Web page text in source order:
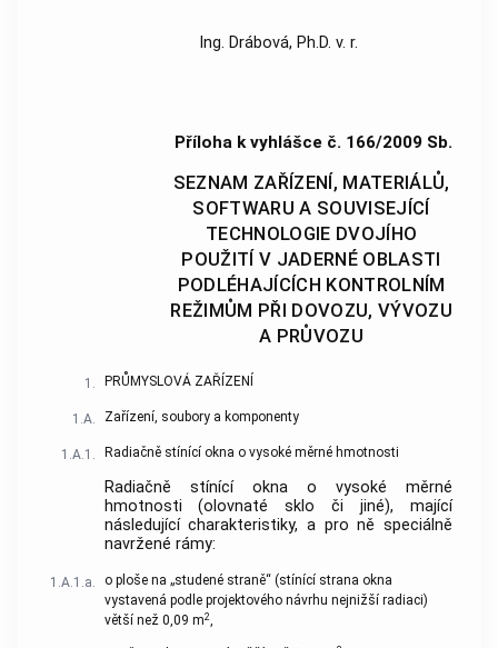
Ing. Drábová, Ph.D. v. r.
Příloha k vyhlášce č. 166/2009 Sb.
SEZNAM ZAŘÍZENÍ, MATERIÁLŮ,
SOFTWARU A SOUVISEJÍCÍ
TECHNOLOGIE DVOJÍHO
POUŽITÍ V JADERNÉ OBLASTI
PODLÉHAJÍCÍCH KONTROLNÍM
REŽIMŮM PŘI DOVOZU, VÝVOZU
A PRŮVOZU
1. PRŮMYSLOVÁ ZAŘÍZENÍ
1.A. Zařízení, soubory a komponenty
1.A.1. Radiačně stínící okna o vysoké měrné hmotnosti
Radiačně stínící okna o vysoké měrné
hmotnosti (olovnaté sklo či jiné), mající
následující charakteristiky, a pro ně speciálně
navržené rámy:
1.A.1.a.
o ploše na „studené straně“ (stínící strana okna
vystavená podle projektového návrhu nejnižší radiaci)
větší než 0,09 m2,